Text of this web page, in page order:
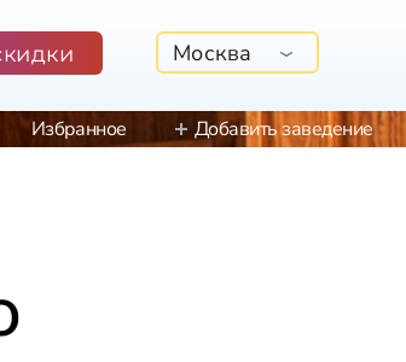
Москва
Избранное Добавить заведение